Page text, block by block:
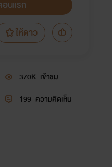
อนแรก
ให้ดาว
370K เข้าชม
199 ความคิดเห็น